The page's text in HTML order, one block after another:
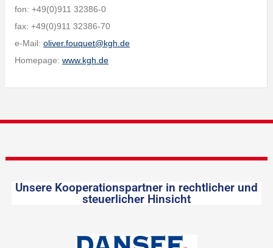
fon: +49(0)911 32386-0
fax: +49(0)911 32386-70
e-Mail: oliver.fouquet@kgh.de
Homepage: www.kgh.de
Unsere Kooperationspartner in rechtlicher und
steuerlicher Hinsicht